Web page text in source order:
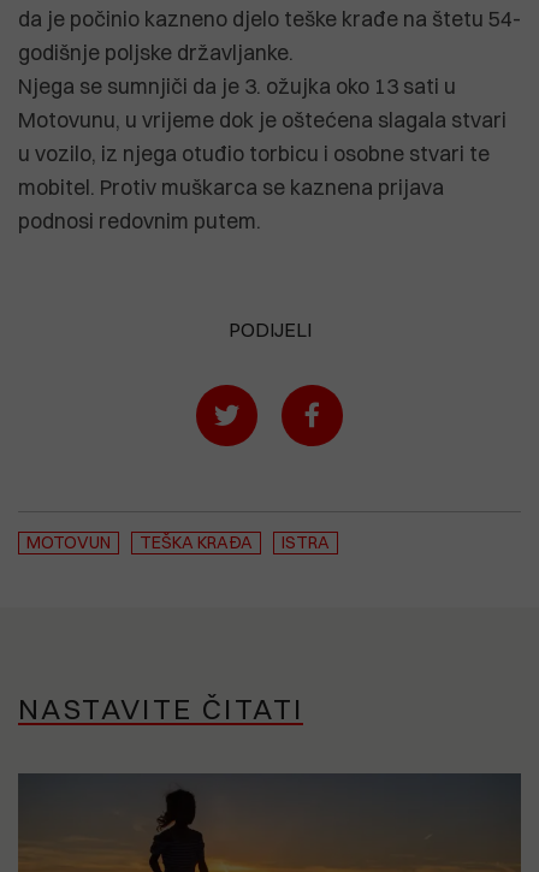
da je počinio kazneno djelo teške krađe na štetu 54-
godišnje poljske državljanke.
Njega se sumnjiči da je 3. ožujka oko 13 sati u
Motovunu, u vrijeme dok je oštećena slagala stvari
u vozilo, iz njega otuđio torbicu i osobne stvari te
mobitel. Protiv muškarca se kaznena prijava
podnosi redovnim putem.
PODIJELI
MOTOVUN TEŠKA KRAĐA ISTRA
NASTAVITE ČITATI